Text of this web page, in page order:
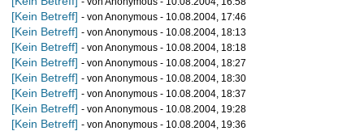
[Kein Betreff] - von Anonymous - 10.08.2004, 17:46
[Kein Betreff] - von Anonymous - 10.08.2004, 18:13
[Kein Betreff] - von Anonymous - 10.08.2004, 18:18
[Kein Betreff] - von Anonymous - 10.08.2004, 18:27
[Kein Betreff] - von Anonymous - 10.08.2004, 18:30
[Kein Betreff] - von Anonymous - 10.08.2004, 18:37
[Kein Betreff] - von Anonymous - 10.08.2004, 19:28
[Kein Betreff] - von Anonymous - 10.08.2004, 19:36